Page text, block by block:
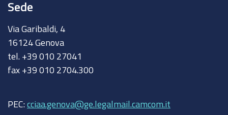
Sede
Via Garibaldi, 4
16124 Genova
tel. +39 010 27041
fax +39 010 2704.300
PEC: cciaa.genova@ge.legalmail.camcom.it